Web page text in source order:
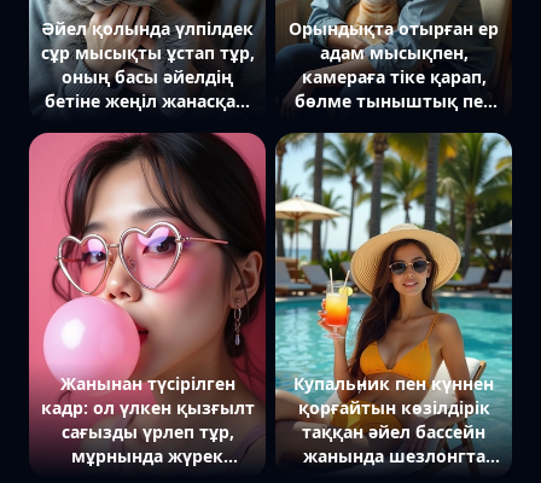
Әйел қолында үлпілдек
сұр мысықты ұстап тұр,
оның басы әйелдің
бетіне жеңіл жанасқан.
қарап тұр, ал
саусақтары мысықтың
жүніне батып кеткен.
Артында жылы шам
жарығы, кітап сөрелері
мен жайлы кресло.
Орындықта отырған ер
адам мысықпен,
камераға тіке қарап,
бөлме тыныштық пен
Жанынан түсірілген
кадр: ол үлкен қызғылт
сағызды үрлеп тұр,
мұрнында жүрек
Купальник пен күннен
қорғайтын көзілдірік
таққан әйел бассейн
жанында шезлонгта